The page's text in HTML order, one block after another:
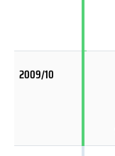
2009/10